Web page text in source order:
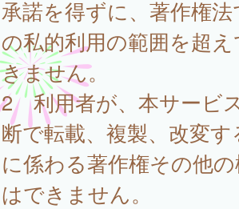
承諾を得ずに、著作権
の私的利用の範囲を超
きません。
2 利用者が、本サービ
断で転載、複製、改変
に係わる著作権その他
はできません。